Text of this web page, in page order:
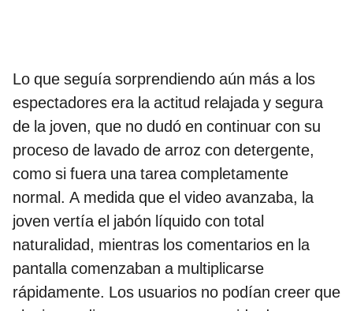
Lo que seguía sorprendiendo aún más a los
espectadores era la actitud relajada y segura
de la joven, que no dudó en continuar con su
proceso de lavado de arroz con detergente,
como si fuera una tarea completamente
normal. A medida que el video avanzaba, la
joven vertía el jabón líquido con total
naturalidad, mientras los comentarios en la
pantalla comenzaban a multiplicarse
rápidamente. Los usuarios no podían creer que